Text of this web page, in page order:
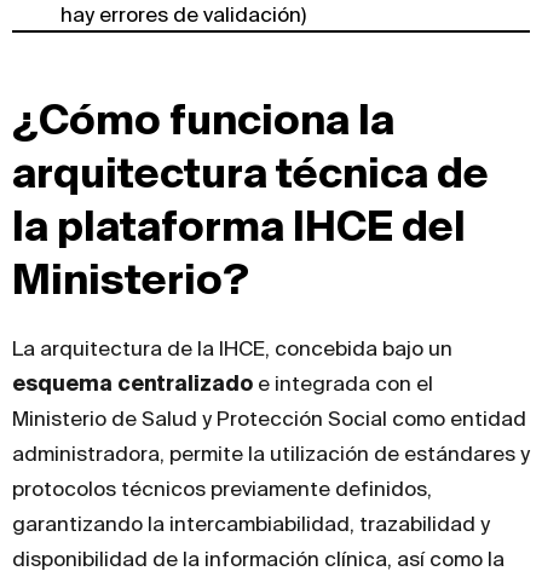
hay errores de validación)
¿Cómo funciona la
arquitectura técnica de
la plataforma IHCE del
Ministerio?
La arquitectura de la IHCE, concebida bajo un
esquema centralizado e integrada con el
Ministerio de Salud y Protección Social como entidad
administradora, permite la utilización de estándares y
protocolos técnicos previamente definidos,
garantizando la intercambiabilidad, trazabilidad y
disponibilidad de la información clínica, así como la